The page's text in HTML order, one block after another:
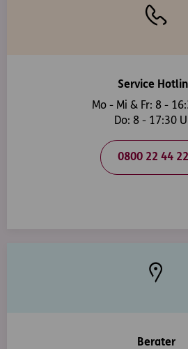
Service
Mo - Mi & Fr: 8 -
Do: 8 - 17:30
0800 22 44 22
Berater